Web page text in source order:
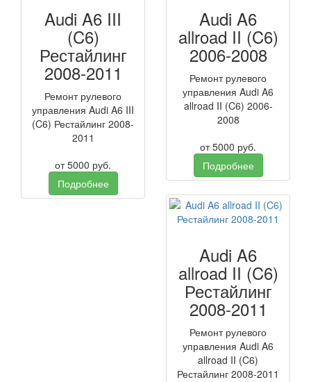
Audi A6 III
(C6)
Рестайлинг
2008-2011
Ремонт рулевого
управления Audi A6 III
(C6) Рестайлинг 2008-
2011
от5000 руб.
Подробнее
Audi A6
allroad II (C6)
2006-2008
Ремонт рулевого
управления Audi A6
allroad II (C6) 2006-
2008
от5000 руб.
Подробнее
Audi A6
allroad II (C6)
Рестайлинг
2008-2011
Ремонт рулевого
управления Audi A6
allroad II (C6)
Рестайлинг 2008-2011